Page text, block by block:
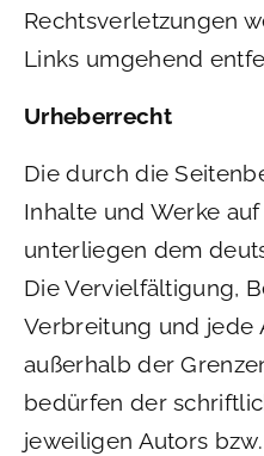
Rechtsverletzungen
Links umgehend
Urheberrecht
Die durch die
Inhalte und Werke
unterliegen dem
Die Vervielfältigung,
Verbreitung und jede
außerhalb der
bedürfen der
jeweiligen Autors